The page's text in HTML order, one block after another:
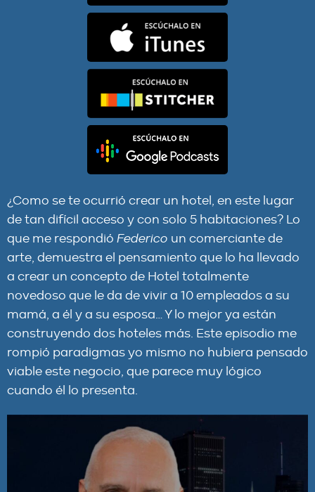
¿Como se te ocurrió crear un hotel, en este lugar
de tan difícil acceso y con solo 5 habitaciones? Lo
que me respondió Federico un comerciante de
arte, demuestra el pensamiento que lo ha llevado
a crear un concepto de Hotel totalmente
novedoso que le da de vivir a 10 empleados a su
mamá, a él y a su esposa… Y lo mejor ya están
construyendo dos hoteles más. Este episodio me
rompió paradigmas yo mismo no hubiera pensado
viable este negocio, que parece muy lógico
cuando él lo presenta.